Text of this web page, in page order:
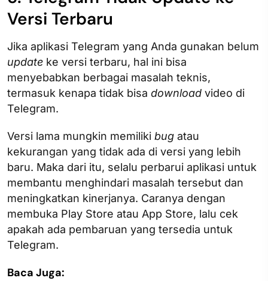
Versi Terbaru
Jika aplikasi Telegram yang Anda gunakan belum
update ke versi terbaru, hal ini bisa
menyebabkan berbagai masalah teknis,
termasuk kenapa tidak bisa download video di
Telegram.
Versi lama mungkin memiliki bug atau
kekurangan yang tidak ada di versi yang lebih
baru. Maka dari itu, selalu perbarui aplikasi untuk
membantu menghindari masalah tersebut dan
meningkatkan kinerjanya. Caranya dengan
membuka Play Store atau App Store, lalu cek
apakah ada pembaruan yang tersedia untuk
Telegram.
Baca Juga: